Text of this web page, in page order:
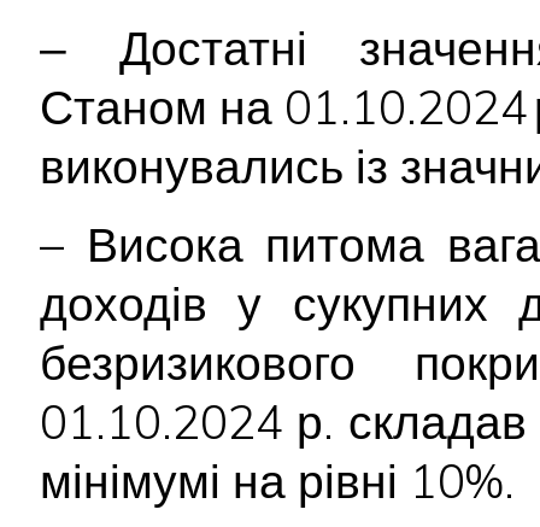
‒ Достатні
Станом на 01.10.2024
виконувались із
– Висока питома вага
доходів у сукупних
безризикового
01.10.2024 р.
мінімумі на рівні 10%.